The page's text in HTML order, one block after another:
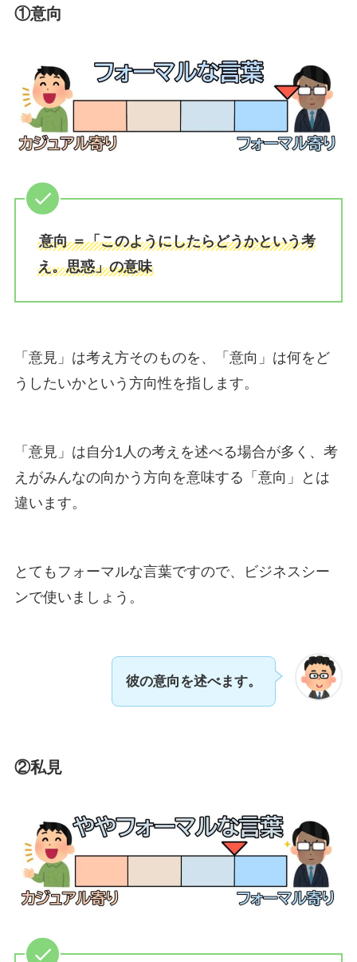
①意向
意向 ＝「このようにしたらどうかという考
え。思惑」の意味
「意見」は考え方そのものを、「意向」は何をど
うしたいかという方向性を指します。
「意見」は自分1人の考えを述べる場合が多く、考
えがみんなの向かう方向を意味する「意向」とは
違います。
とてもフォーマルな言葉ですので、ビジネスシー
ンで使いましょう。
彼の意向を述べます。
②私見